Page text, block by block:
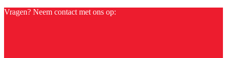
Vragen? Neem contact met ons op: